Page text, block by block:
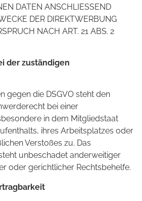
DATEN ANSCHLIESSEND
DER DIREKTWERBUNG
NACH ART. 21 ABS. 2
der zuständigen
gegen die DSGVO steht den
bei einer
in dem Mitgliedstaat
ihres Arbeitsplatzes oder
Verstoßes zu. Das
unbeschadet anderweitiger
oder gerichtlicher Rechtsbehelfe.